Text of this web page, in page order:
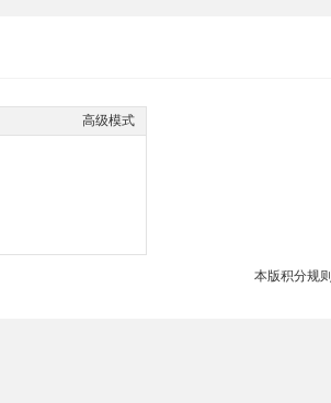
高级模式
本版积分规则